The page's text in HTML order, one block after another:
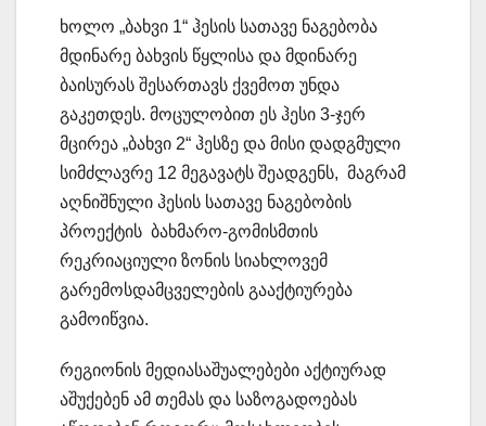
ხოლო „ბახვი 1“ ჰესის სათავე ნაგებობა
მდინარე ბახვის წყლისა და მდინარე
ბაისურას შესართავს ქვემოთ უნდა
გაკეთდეს. მოცულობით ეს ჰესი 3-ჯერ
მცირეა „ბახვი 2“ ჰესზე და მისი დადგმული
სიმძლავრე 12 მეგავატს შეადგენს, მაგრამ
აღნიშნული ჰესის სათავე ნაგებობის
პროექტის ბახმარო-გომისმთის
რეკრიაციული ზონის სიახლოვემ
გარემოსდამცველების გააქტიურება
გამოიწვია.
რეგიონის მედიასაშუალებები აქტიურად
აშუქებენ ამ თემას და საზოგადოებას